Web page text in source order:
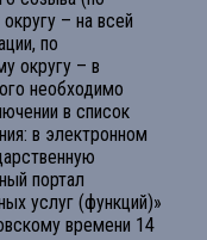
– на всей
по
округу – в
необходимо
в список
в электронном
портал
услуг (функций)»
времени 14